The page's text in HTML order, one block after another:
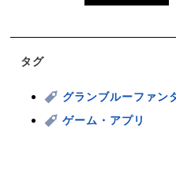
タグ
グランブルーファン
ゲーム・アプリ